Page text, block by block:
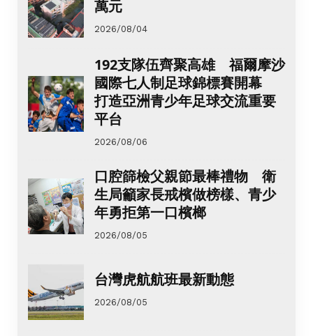
萬元
2026/08/04
192支隊伍齊聚高雄 福爾摩沙
國際七人制足球錦標賽開幕
打造亞洲青少年足球交流重要
平台
2026/08/06
口腔篩檢父親節最棒禮物 衛
生局籲家長戒檳做榜樣、青少
年勇拒第一口檳榔
2026/08/05
台灣虎航航班最新動態
2026/08/05